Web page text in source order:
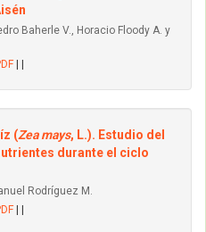
Baherle V., Horacio Floody A. y
(Zea mays, L.). Estudio del
durante el ciclo
Rodríguez M.